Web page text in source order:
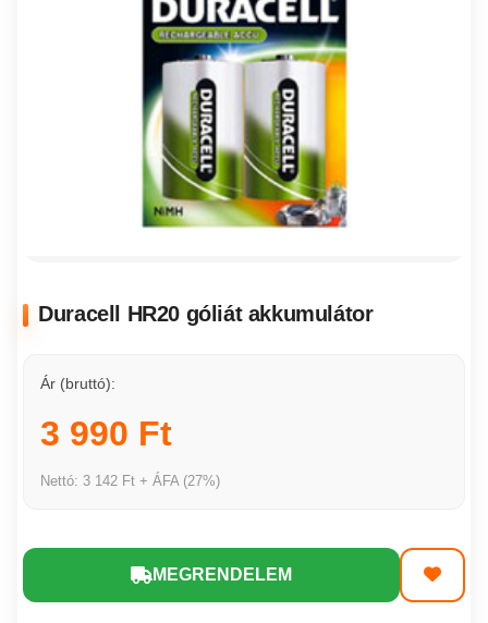
Duracell HR20 góliát akkumulátor
Ár (bruttó):
3 990 Ft
Nettó: 3 142 Ft + ÁFA (27%)
MEGRENDELEM